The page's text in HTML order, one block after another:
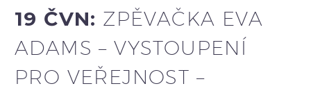
19 ČVN: ZPĚVAČKA EVA
ADAMS – VYSTOUPENÍ
PRO VEŘEJNOST –